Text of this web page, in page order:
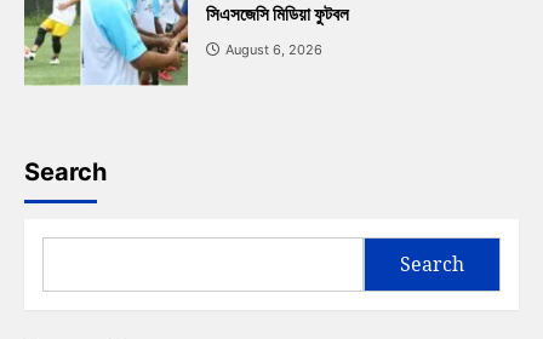
সিএসজেসি মিডিয়া ফুটবল
August 6, 2026
Search
Search